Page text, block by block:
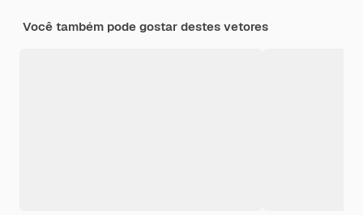
Você também pode gostar destes vetores